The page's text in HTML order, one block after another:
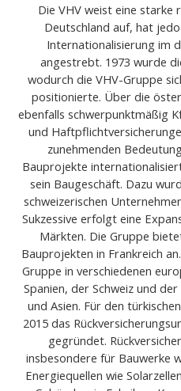
Die VHV weist eine starke
Deutschland auf, hat
Internationalisierung im
angestrebt. 1973 wurde
wodurch die VHV-Gruppe
positionierte. Über die
ebenfalls schwerpunktmäßig
und
zunehmenden
Bauprojekte
sein Baugeschäft. Dazu
schweizerischen
Sukzessive erfolgt eine
Märkten. Die Gruppe
Bauprojekten in Frankreich
Gruppe in verschiedenen
Spanien, der Schweiz und
und Asien. Für den
2015 das
gegründet.
insbesondere für Bauwerke
Energiequellen wie